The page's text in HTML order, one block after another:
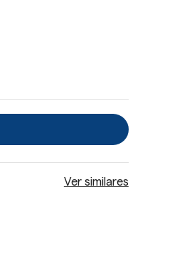
Ver similares